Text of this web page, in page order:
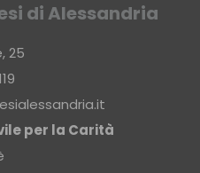
di Alessandria
25
per la Carità